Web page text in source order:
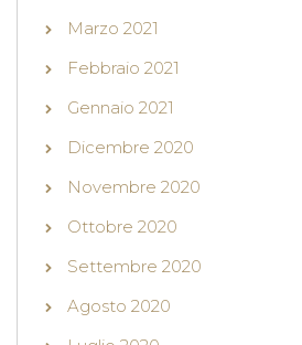
Marzo 2021
Febbraio 2021
Gennaio 2021
Dicembre 2020
Novembre 2020
Ottobre 2020
Settembre 2020
Agosto 2020